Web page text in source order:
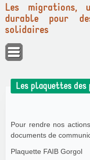
Panneau de gestion des
Les migrations,
durable pour
solidaires
Les plaquettes des
Pour rendre nos
documents de
Plaquette FAIB Gorgol